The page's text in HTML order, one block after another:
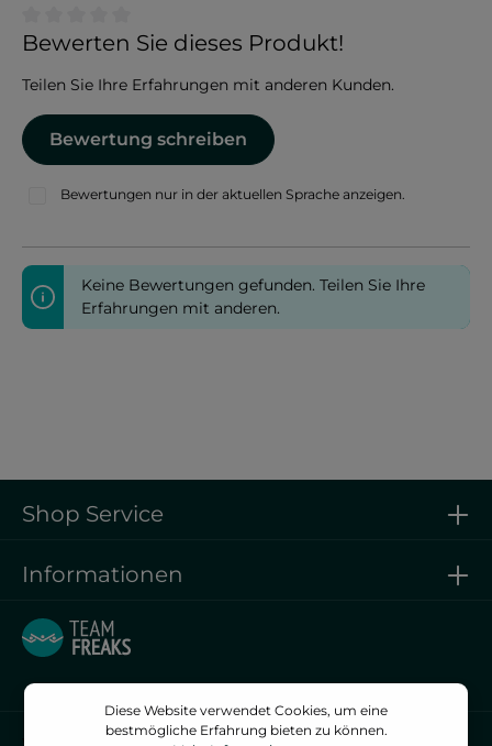
Durchschnittliche Bewertung von 0 von 5 Sternen
Bewerten Sie dieses Produkt!
Teilen Sie Ihre Erfahrungen mit anderen Kunden.
Bewertung schreiben
Bewertungen nur in der aktuellen Sprache anzeigen.
Keine Bewertungen gefunden. Teilen Sie Ihre
Erfahrungen mit anderen.
Shop Service
Informationen
Diese Website verwendet Cookies, um eine
bestmögliche Erfahrung bieten zu können.